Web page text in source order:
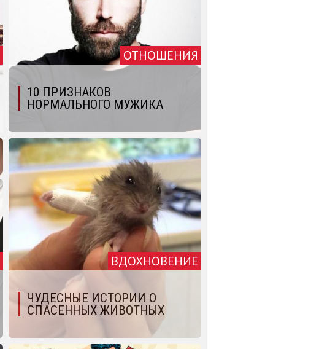
ОТНОШЕНИЯ
10 ПРИЗНАКОВ
НОРМАЛЬНОГО МУЖИКА
ВДОХНОВЕНИЕ
ЧУДЕСНЫЕ ИСТОРИИ О
СПАСЕННЫХ ЖИВОТНЫХ